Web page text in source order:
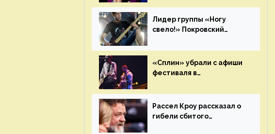
Лидер группы «Ногу
свело!» Покровский
иноагента
«Сплин» убрали с афиши
фестиваля в
жалобы «Союза отцов»
Рассел Кроу рассказал о
гибели сбитого